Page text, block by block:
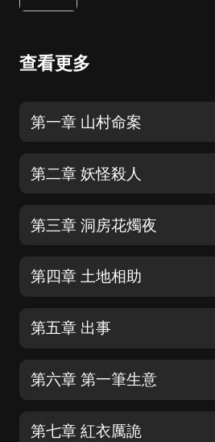
查看更多
第一章 山村命案
第二章 妖怪殺人
第三章 洞房花燭夜
第四章 土地相助
第五章 出事
第六章 第一筆生意
第七章 紅衣厲詭